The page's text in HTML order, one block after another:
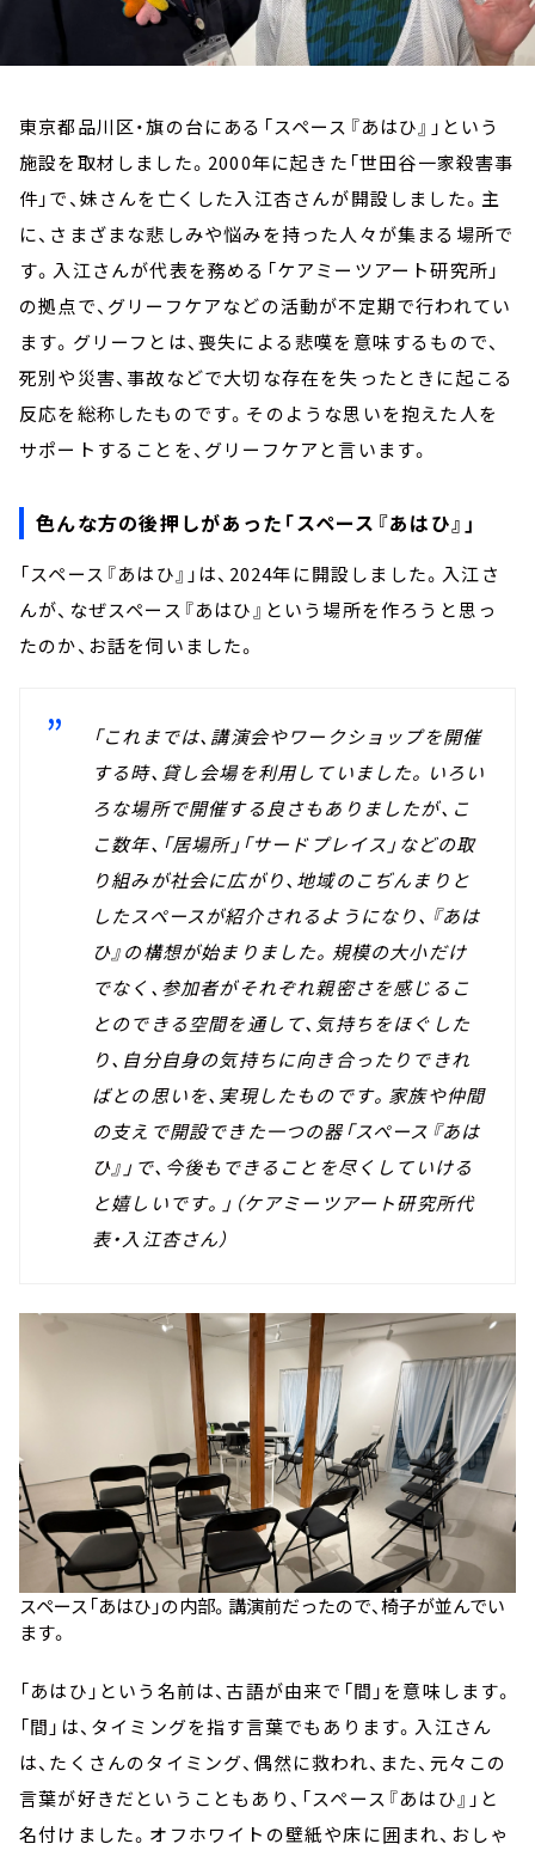
東京都品川区・旗の台にある「スペース『あはひ』」という
施設を取材しました。2000年に起きた「世田谷一家殺害事
件」で、妹さんを亡くした入江杏さんが開設しました。主
に、さまざまな悲しみや悩みを持った人々が集まる場所で
す。入江さんが代表を務める「ケアミーツアート研究所」
の拠点で、グリーフケアなどの活動が不定期で行われてい
ます。グリーフとは、喪失による悲嘆を意味するもので、
死別や災害、事故などで大切な存在を失ったときに起こる
反応を総称したものです。そのような思いを抱えた人を
サポートすることを、グリーフケアと言います。
色んな方の後押しがあった「スペース『あはひ』」
「スペース『あはひ』」は、2024年に開設しました。入江さ
んが、なぜスペース『あはひ』という場所を作ろうと思っ
たのか、お話を伺いました。
「これまでは、講演会やワークショップを開催
する時、貸し会場を利用していました。いろい
ろな場所で開催する良さもありましたが、こ
こ数年、「居場所」「サードプレイス」などの取
り組みが社会に広がり、地域のこぢんまりと
したスペースが紹介されるようになり、『あは
ひ』の構想が始まりました。規模の大小だけ
でなく、参加者がそれぞれ親密さを感じるこ
とのできる空間を通して、気持ちをほぐした
り、自分自身の気持ちに向き合ったりできれ
ばとの思いを、実現したものです。家族や仲間
の支えで開設できた一つの器「スペース『あは
ひ』」で、今後もできることを尽くしていける
と嬉しいです。」（ケアミーツアート研究所代
表・入江杏さん）
スペース「あはひ」の内部。講演前だったので、椅子が並んでい
ます。
「あはひ」という名前は、古語が由来で「間」を意味します。
「間」は、タイミングを指す言葉でもあります。入江さん
は、たくさんのタイミング、偶然に救われ、また、元々この
言葉が好きだということもあり、「スペース『あはひ』」と
名付けました。オフホワイトの壁紙や床に囲まれ、おしゃ